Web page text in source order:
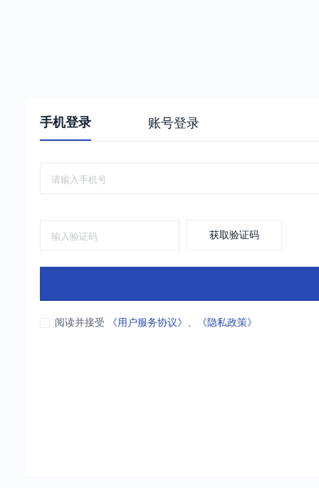
手机登录 账号登录
获取验证码
阅读并接受 《用户服务协议》 、 《隐私政策》